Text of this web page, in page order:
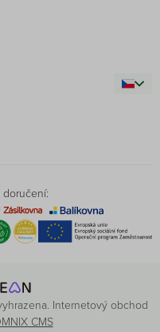
Internetový obchod
CMS